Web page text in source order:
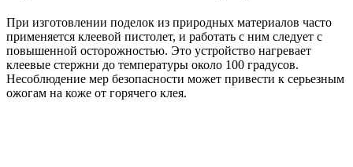
При изготовлении поделок из природных материалов часто
применяется клеевой пистолет, и работать с ним следует с
повышенной осторожностью. Это устройство нагревает
клеевые стержни до температуры около 100 градусов.
Несоблюдение мер безопасности может привести к серьезным
ожогам на коже от горячего клея.